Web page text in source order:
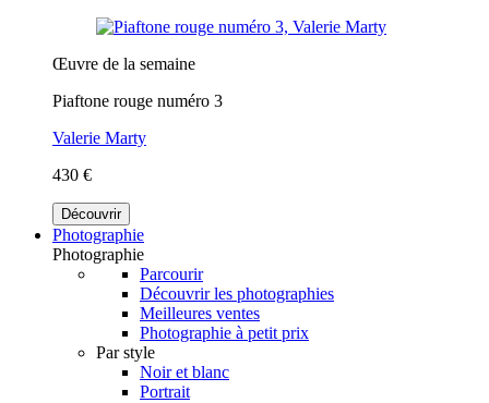
Œuvre de la semaine
Piaftone rouge numéro 3
Valerie Marty
430 €
Découvrir
Photographie
Photographie
Parcourir
Découvrir les photographies
Meilleures ventes
Photographie à petit prix
Par style
Noir et blanc
Portrait